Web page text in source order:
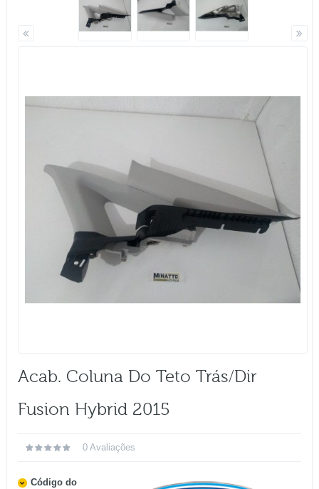
Acab. Coluna Do Teto Trás/dir
Fusion Hybrid 2015
0 Avaliações
Código do